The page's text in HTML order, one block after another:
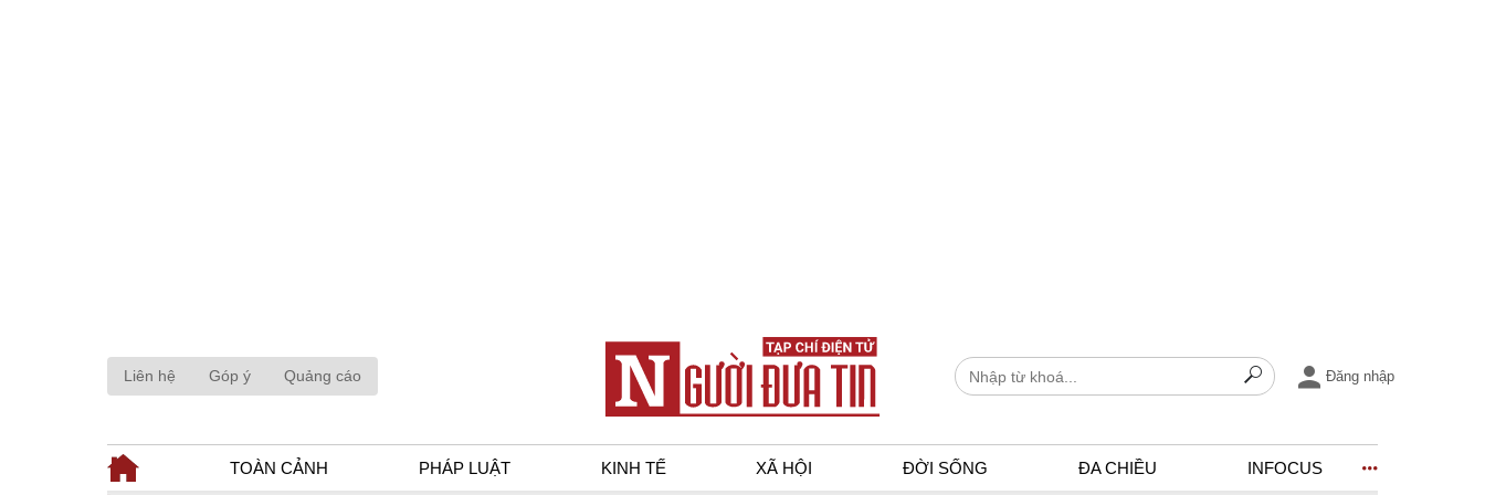
Liên hệ Góp ý Quảng cáo Đăng nhập
TOÀN CẢNH PHÁP LUẬT KINH TẾ XÃ HỘI ĐỜI SỐNG ĐA CHIỀU INFOCUS